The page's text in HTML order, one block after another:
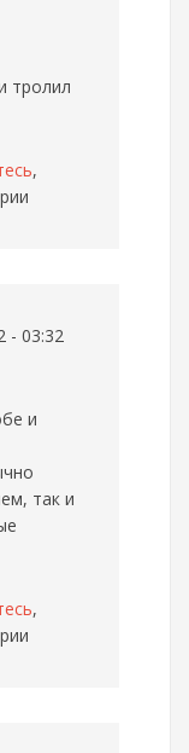
тролил
,
- 03:32
и
так и
,